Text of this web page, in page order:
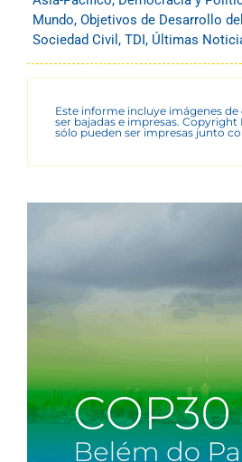
Mundo, Objetivos de Desarrollo
Sociedad Civil , TDI, Últimas
Este informe incluye imágenes
ser bajadas e impresas. Copyright
sólo pueden ser impresas junto